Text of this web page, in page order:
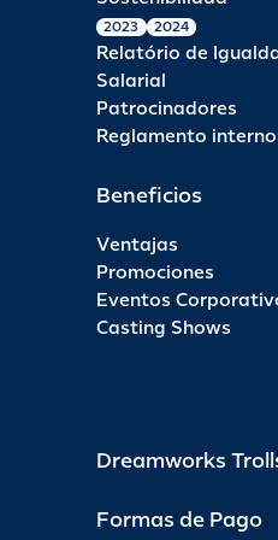
2023 2024
Relatório de
Salarial
Patrocinadores
Reglamento interno
Beneficios
Ventajas
Promociones
Eventos
Casting Shows
Dreamworks
Formas de Pago